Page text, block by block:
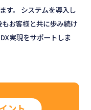
す。 システムを導入し
お客様と共に歩み続け
実現をサポートしま